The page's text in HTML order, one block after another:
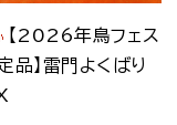
【2026年鳥フェス
品】雷門よくばり